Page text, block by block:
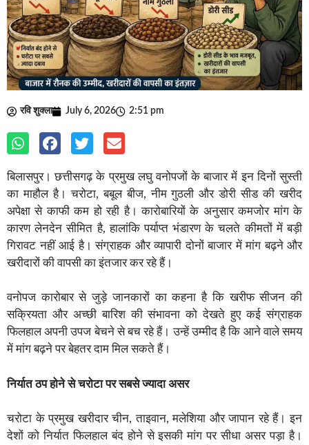
रवि शुक्ला July 6, 2026 2:51 pm
बिलासपुर। छत्तीसगढ़ के प्रमुख लघु वनोपजों के बाजार में इन दिनों सुस्ती
का माहौल है। चरोटा, बबूल बीज, नीम गुठली और डोरी सीड की खरीद
अपेक्षा से काफी कम हो रही है। कारोबारियों के अनुसार कमजोर मांग के
कारण लेनदेन सीमित है, हालांकि पर्याप्त भंडारण के चलते कीमतों में बड़ी
गिरावट नहीं आई है। संग्राहक और व्यापारी दोनों बाजार में मांग बढ़ने और
खरीदारों की वापसी का इंतजार कर रहे हैं।
वनोपज कारोबार से जुड़े जानकारों का कहना है कि खरीफ सीजन की
सक्रियता और अच्छी बारिश की संभावना को देखते हुए कई संग्राहक
फिलहाल अपनी उपज बेचने से बच रहे हैं। उन्हें उम्मीद है कि आने वाले समय
में मांग बढ़ने पर बेहतर दाम मिल सकते हैं।
निर्यात ठप होने से चरोटा पर सबसे ज्यादा असर
चरोटा के प्रमुख खरीदार चीन, ताइवान, मलेशिया और जापान रहे हैं। इन
देशों को निर्यात फिलहाल बंद होने से इसकी मांग पर सीधा असर पड़ा है।